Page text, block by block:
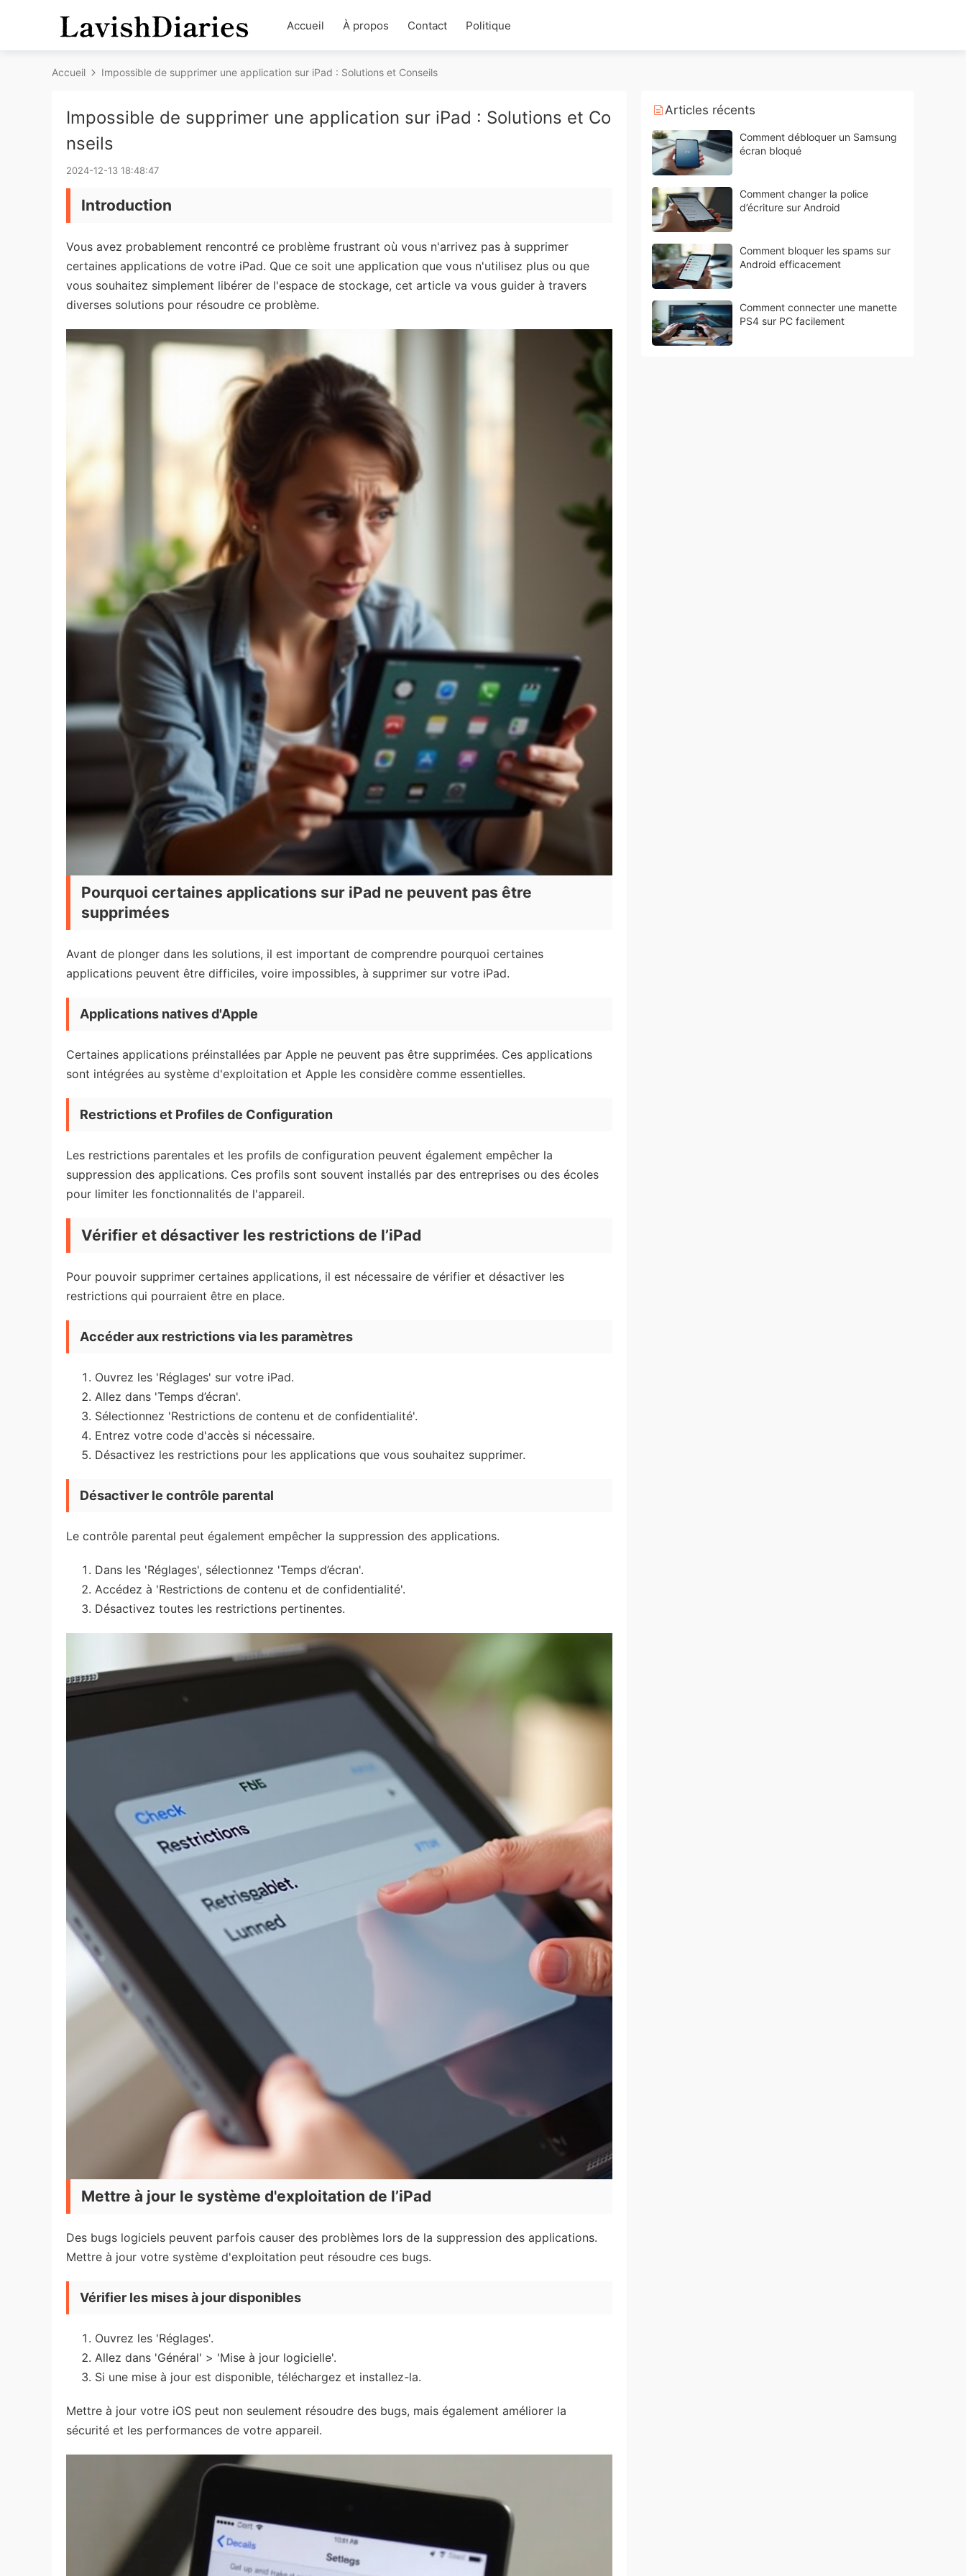
Accueil À propos Contact Politique
Accueil Impossible de supprimer une application sur iPad : Solutions et Conseils
Impossible de supprimer une application sur iPad : Solutions et Co
nseils
2024-12-13 18:48:47
Introduction
Vous avez probablement rencontré ce problème frustrant où vous n'arrivez pas à supprimer
certaines applications de votre iPad. Que ce soit une application que vous n'utilisez plus ou que
vous souhaitez simplement libérer de l'espace de stockage, cet article va vous guider à travers
diverses solutions pour résoudre ce problème.
Pourquoi certaines applications sur iPad ne peuvent pas être
supprimées
Avant de plonger dans les solutions, il est important de comprendre pourquoi certaines
applications peuvent être difficiles, voire impossibles, à supprimer sur votre iPad.
Applications natives d'Apple
Certaines applications préinstallées par Apple ne peuvent pas être supprimées. Ces applications
sont intégrées au système d'exploitation et Apple les considère comme essentielles.
Restrictions et Profiles de Configuration
Les restrictions parentales et les profils de configuration peuvent également empêcher la
suppression des applications. Ces profils sont souvent installés par des entreprises ou des écoles
pour limiter les fonctionnalités de l'appareil.
Vérifier et désactiver les restrictions de l’iPad
Pour pouvoir supprimer certaines applications, il est nécessaire de vérifier et désactiver les
restrictions qui pourraient être en place.
Accéder aux restrictions via les paramètres
Ouvrez les 'Réglages' sur votre iPad.
Allez dans 'Temps d’écran'.
Sélectionnez 'Restrictions de contenu et de confidentialité'.
Entrez votre code d'accès si nécessaire.
Désactivez les restrictions pour les applications que vous souhaitez supprimer.
Désactiver le contrôle parental
Le contrôle parental peut également empêcher la suppression des applications.
Dans les 'Réglages', sélectionnez 'Temps d’écran'.
Accédez à 'Restrictions de contenu et de confidentialité'.
Désactivez toutes les restrictions pertinentes.
Mettre à jour le système d'exploitation de l’iPad
Des bugs logiciels peuvent parfois causer des problèmes lors de la suppression des applications.
Mettre à jour votre système d'exploitation peut résoudre ces bugs.
Vérifier les mises à jour disponibles
Ouvrez les 'Réglages'.
Allez dans 'Général' > 'Mise à jour logicielle'.
Si une mise à jour est disponible, téléchargez et installez-la.
Mettre à jour votre iOS peut non seulement résoudre des bugs, mais également améliorer la
sécurité et les performances de votre appareil.
Articles récents
Comment débloquer un Samsung
écran bloqué
Comment changer la police
d’écriture sur Android
Comment bloquer les spams sur
Android efficacement
Comment connecter une manette
PS4 sur PC facilement